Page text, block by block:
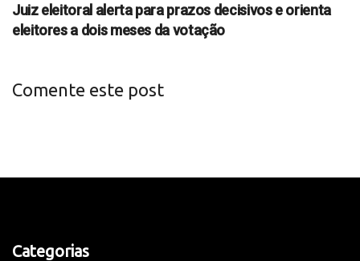
Juiz eleitoral alerta para prazos decisivos e orienta
eleitores a dois meses da votação
Comente este post
Categorias